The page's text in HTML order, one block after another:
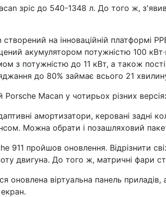
зріс до 540-1348 л. До того ж,
на інноваційній платформі
акумулятором потужністю 100
з потужністю до 11 кВт, а також
до 80% займає всього 21
Porsche Macan у чотирьох різних
амортизатори, керовані задні
Можна обрати і позашляховий
911 пройшов оновлення. Відрізнити
двигуна. До того ж, матричні фари
оновлена віртуальна панель